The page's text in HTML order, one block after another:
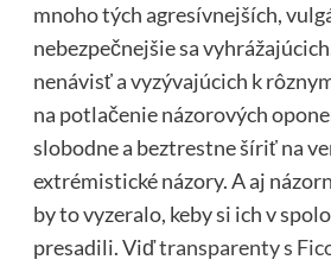
mnoho tých agresívnejších,
nebezpečnejšie sa
nenávisť a vyzývajúcich k
na potlačenie názorových
slobodne a beztrestne šíriť na
extrémistické názory. A aj
by to vyzeralo, keby si ich v
presadili. Viďtransparenty s